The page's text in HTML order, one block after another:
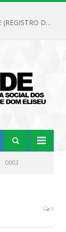
PREGÃO ELETRÔNICO Nº 02/2026-IPSEMDE (REGISTRO DE PREÇOS PARA FUTURA E EVENTUAL AQUISIÇÃO DE MATERIAL DE LIMPEZA E GÊNEROS ALIMENTÍCIOS PARA ATENDER AS NECESSIDADES DO INSTITUTO DE PREVIDÊNCIA SOCIAL DOS SERVIDORES MUNICIPAIS DE DOM ELISEU.)
0003
0